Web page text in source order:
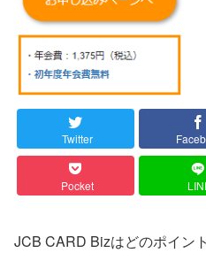
Twitter
Pocket
JCB CARD Bizはどのポイン